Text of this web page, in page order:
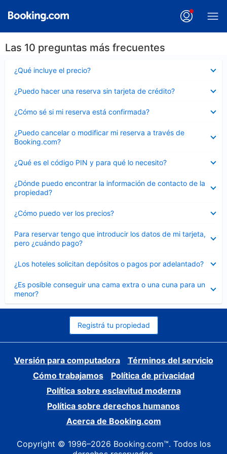
Las 10 preguntas más frecuentes
¿Qué incluye el precio?
cerrado
¿Puedo hacer una reserva sin tarjeta de crédito?
cerrado
¿Cómo sé si mi reserva está confirmada?
cerrado
¿Puedo cancelar o modificar mi reserva a través de
Booking.com?
cerrado
¿Qué es el código PIN y para qué lo necesito?
cerrado
¿Dónde puedo encontrar la información de contacto de la
propiedad?
cerrado
¿Cómo puedo ver los precios?
cerrado
Para reservar tengo que introducir los datos de mi tarjeta,
pero ¿cuándo pago?
cerrado
¿Los hoteles solicitan depósitos o pagos por adelantado?
cerrado
¿Es posible conseguir una cama extra o una cuna para un
menor?
cerrado
Registrá tu propiedad
Versión para computadora
Términos del servicio
Cómo trabajamos
Política de privacidad
Política sobre esclavitud moderna
Política sobre derechos humanos
Acerca de Booking.com
Copyright © 1996–2026 Booking.com™. Todos los